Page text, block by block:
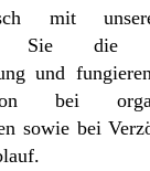
mit
Sie die
und
bei
sowie bei